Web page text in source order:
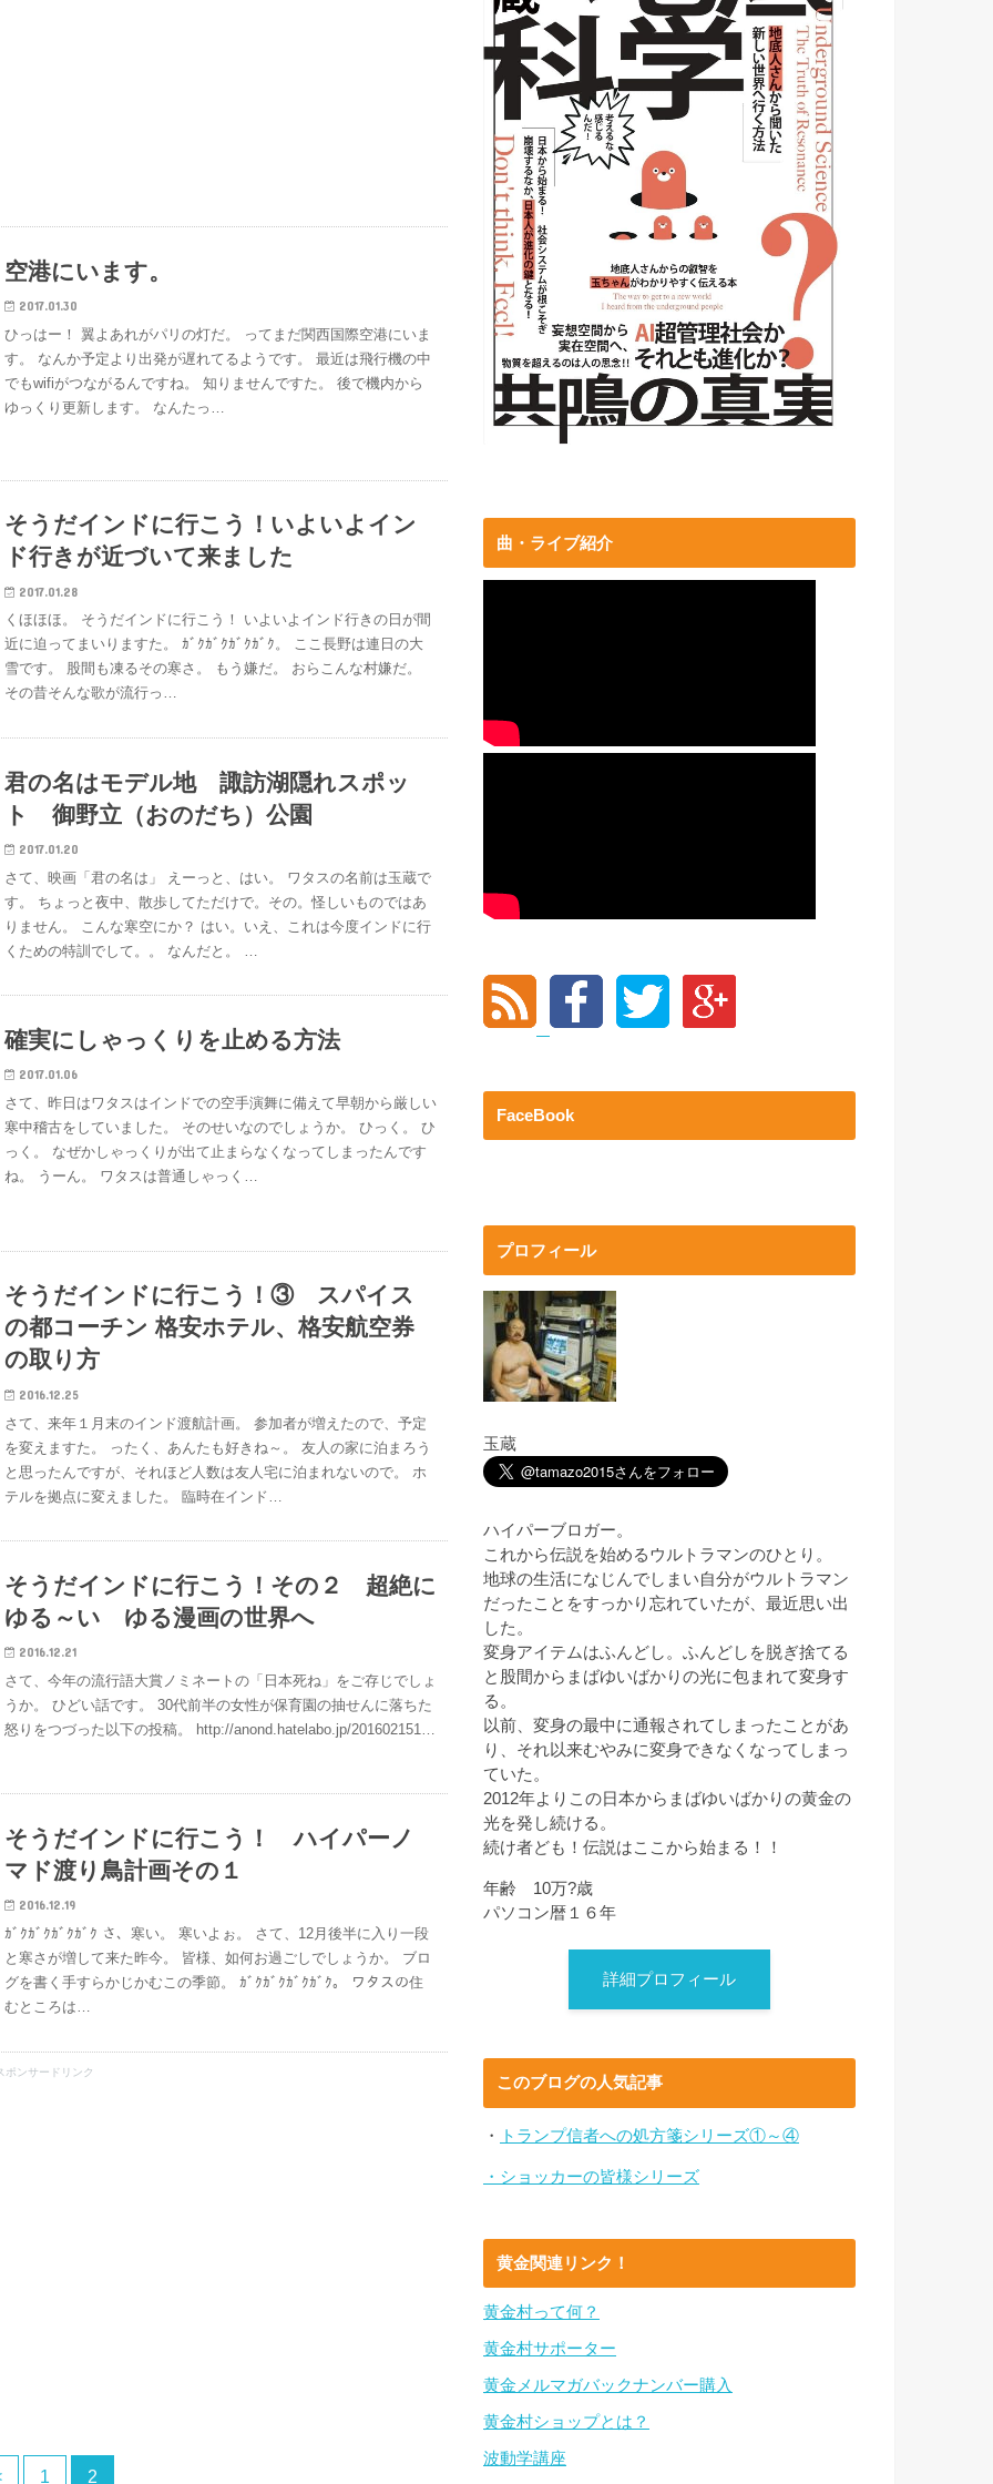
空港にいます。
2017.01.30
ひっはー！ 翼よあれがパリの灯だ。 ってまだ関西国際空港にいま
す。 なんか予定より出発が遅れてるようです。 最近は飛行機の中
でもwifiがつながるんですね。 知りませんですた。 後で機内から
ゆっくり更新します。 なんたっ…
そうだインドに行こう！いよいよイン
ド行きが近づいて来ました
2017.01.28
くほほほ。 そうだインドに行こう！ いよいよインド行きの日が間
近に迫ってまいりますた。 ｶﾞｸｶﾞｸｶﾞｸｶﾞｸ。 ここ長野は連日の大
雪です。 股間も凍るその寒さ。 もう嫌だ。 おらこんな村嫌だ。
その昔そんな歌が流行っ…
君の名はモデル地 諏訪湖隠れスポッ
ト 御野立（おのだち）公園
2017.01.20
さて、映画「君の名は」 えーっと、はい。 ワタスの名前は玉蔵で
す。 ちょっと夜中、散歩してただけで。その。怪しいものではあ
りません。 こんな寒空にか？ はい。いえ、これは今度インドに行
くための特訓でして。。 なんだと。 …
確実にしゃっくりを止める方法
2017.01.06
さて、昨日はワタスはインドでの空手演舞に備えて早朝から厳しい
寒中稽古をしていました。 そのせいなのでしょうか。 ひっく。 ひ
っく。 なぜかしゃっくりが出て止まらなくなってしまったんです
ね。 うーん。 ワタスは普通しゃっく…
そうだインドに行こう！③ スパイス
の都コーチン 格安ホテル、格安航空券
の取り方
2016.12.25
さて、来年１月末のインド渡航計画。 参加者が増えたので、予定
を変えますた。 ったく、あんたも好きね～。 友人の家に泊まろう
と思ったんですが、それほど人数は友人宅に泊まれないので。 ホ
テルを拠点に変えました。 臨時在インド…
そうだインドに行こう！その２ 超絶に
ゆる～い ゆる漫画の世界へ
2016.12.21
さて、今年の流行語大賞ノミネートの「日本死ね」をご存じでしょ
うか。 ひどい話です。 30代前半の女性が保育園の抽せんに落ちた
怒りをつづった以下の投稿。 http://anond.hatelabo.jp/201602151…
そうだインドに行こう！ ハイパーノ
マド渡り鳥計画その１
2016.12.19
ｶﾞｸｶﾞｸｶﾞｸｶﾞｸ さ、寒い。 寒いよぉ。 さて、12月後半に入り一段
と寒さが増して来た昨今。 皆様、如何お過ごしでしょうか。 ブロ
グを書く手すらかじかむこの季節。 ｶﾞｸｶﾞｸｶﾞｸｶﾞｸ。 ワタスの住
むところは…
ポンサードリンク
1 2
曲・ライブ紹介
FaceBook
プロフィール
玉蔵
ハイパーブロガー。
これから伝説を始めるウルトラマンのひとり。
地球の生活になじんでしまい自分がウルトラマン
だったことをすっかり忘れていたが、最近思い出
した。
変身アイテムはふんどし。ふんどしを脱ぎ捨てる
と股間からまばゆいばかりの光に包まれて変身す
る。
以前、変身の最中に通報されてしまったことがあ
り、それ以来むやみに変身できなくなってしまっ
ていた。
2012年よりこの日本からまばゆいばかりの黄金の
光を発し続ける。
続け者ども！伝説はここから始まる！！
年齢 10万?歳
パソコン暦１６年
詳細プロフィール
このブログの人気記事
・ トランプ信者への処方箋シリーズ①～④
・ショッカーの皆様シリーズ
黄金関連リンク！
黄金村って何？
黄金村サポーター
黄金メルマガバックナンバー購入
黄金村ショップとは？
波動学講座